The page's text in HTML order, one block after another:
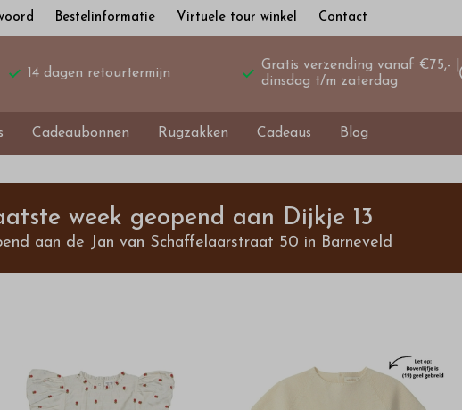
Bestelinformatie Virtuele tour winkel Contact
14 dagen retourtermijn
Gratis verzending vanaf €75,- |
dinsdag t/m zaterdag
Cadeaubonnen Rugzakken Cadeaus Blog
week geopend aan Dijkje 13
aan de Jan van Schaffelaarstraat 50 in Barneveld